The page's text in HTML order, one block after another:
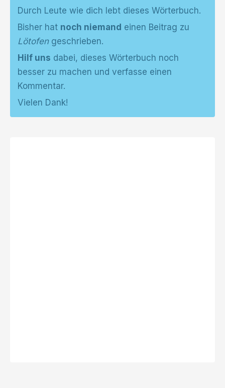
Durch Leute wie dich lebt dieses Wörterbuch.
Bisher hat noch niemand einen Beitrag zu
Lötofengeschrieben.
Hilf uns dabei, dieses Wörterbuch noch
besser zu machen und verfasse einen
Kommentar.
Vielen Dank!